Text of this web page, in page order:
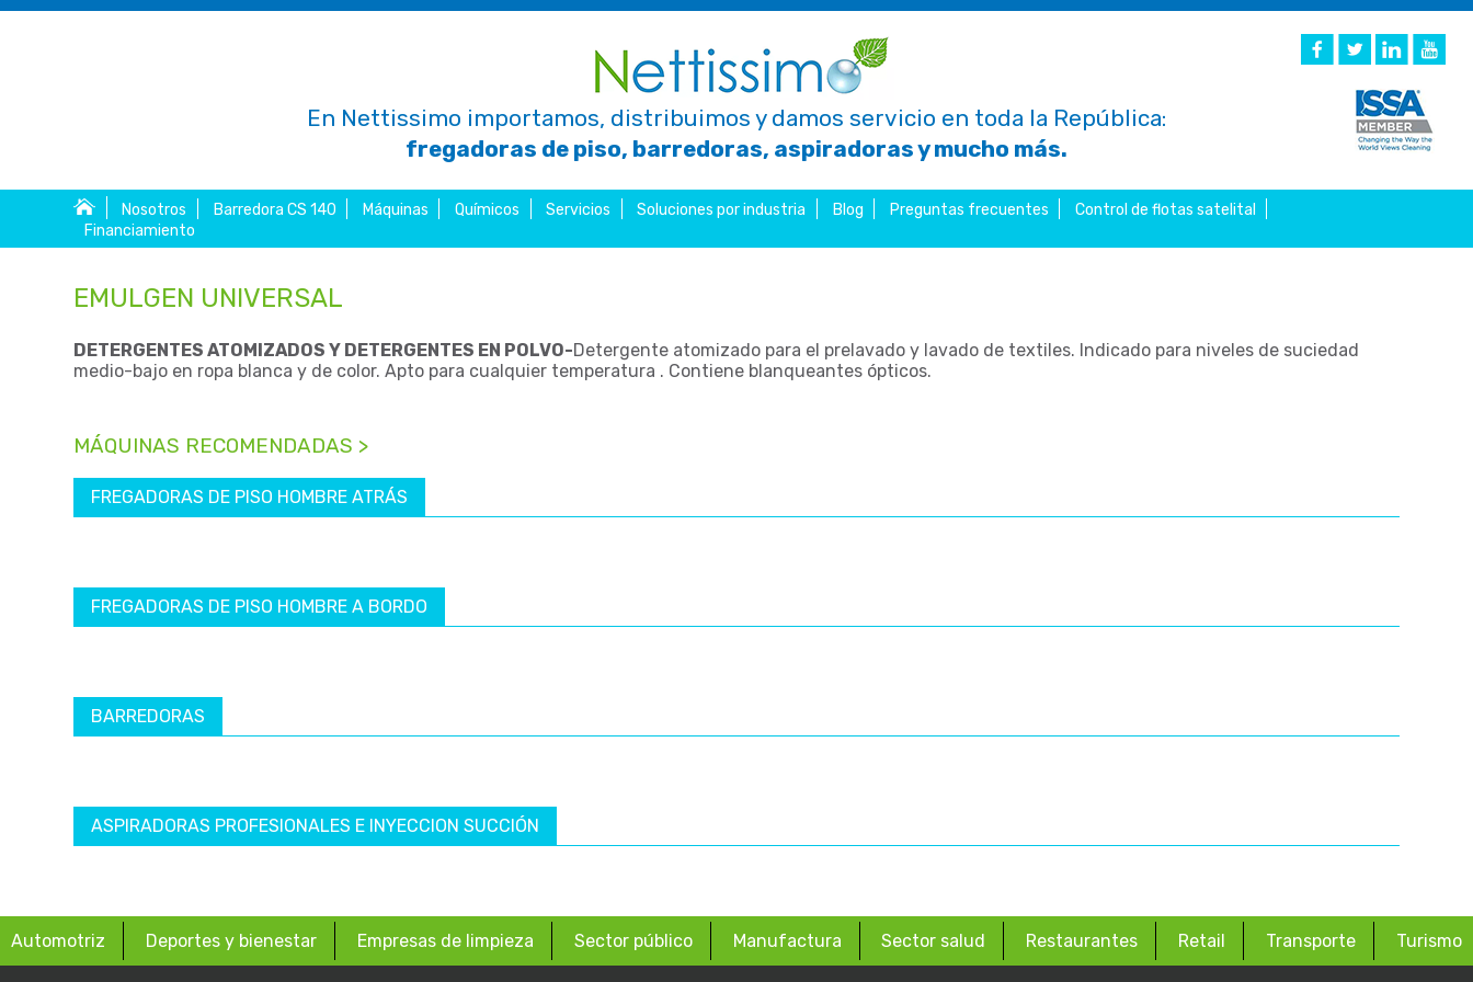
En Nettissimo importamos, distribuimos y damos servicio en toda la República:
fregadoras de piso, barredoras, aspiradoras y mucho más.
Nosotros Barredora CS 140 Máquinas Químicos Servicios Soluciones por industria Blog Preguntas frecuentes
Control de flotas satelital
Financiamiento
EMULGEN UNIVERSAL
DETERGENTES ATOMIZADOS Y DETERGENTES EN POLVO-Detergente atomizado para el prelavado y lavado de textiles. Indicado para niveles de suciedad
medio-bajo en ropa blanca y de color. Apto para cualquier temperatura . Contiene blanqueantes ópticos.
MÁQUINAS RECOMENDADAS >
FREGADORAS DE PISO HOMBRE ATRÁS
FREGADORAS DE PISO HOMBRE A BORDO
BARREDORAS
ASPIRADORAS PROFESIONALES E INYECCION SUCCIÓN
Automotriz Deportes y bienestar Empresas de limpieza Sector público Manufactura Sector salud Restaurantes Retail Transporte Turismo